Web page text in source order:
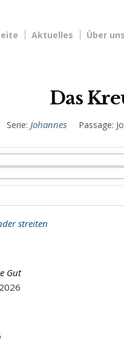
Aktuelles Über uns
Das
Serie: Johannes Passage:
streiten
Gut